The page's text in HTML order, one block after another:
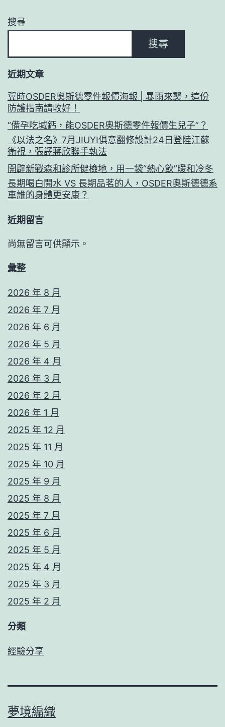
搜尋
搜尋
近期文章
冀時OSDER奧斯德零件報價海報 | 暴雨來襲，這份
防護指南請收好！
“備孕吃堿鈣，能OSDER奧斯德零件報價生兒子”？
《以法之名》7月JIUYI俱意翻修設計24日登陸江蘇
衛視，張譯蔣欣聯手執法
開辟新戰森和診所健檢地，用一袋“熱心飲”暖和冷冬
長期喝白開水 VS 長期品茗的人，OSDER奧斯德德系
車誰的身體更安康？
近期留言
尚無留言可供顯示。
彙整
2026 年 8 月
2026 年 7 月
2026 年 6 月
2026 年 5 月
2026 年 4 月
2026 年 3 月
2026 年 2 月
2026 年 1 月
2025 年 12 月
2025 年 11 月
2025 年 10 月
2025 年 9 月
2025 年 8 月
2025 年 7 月
2025 年 6 月
2025 年 5 月
2025 年 4 月
2025 年 3 月
2025 年 2 月
分類
經驗分享
夢境編織